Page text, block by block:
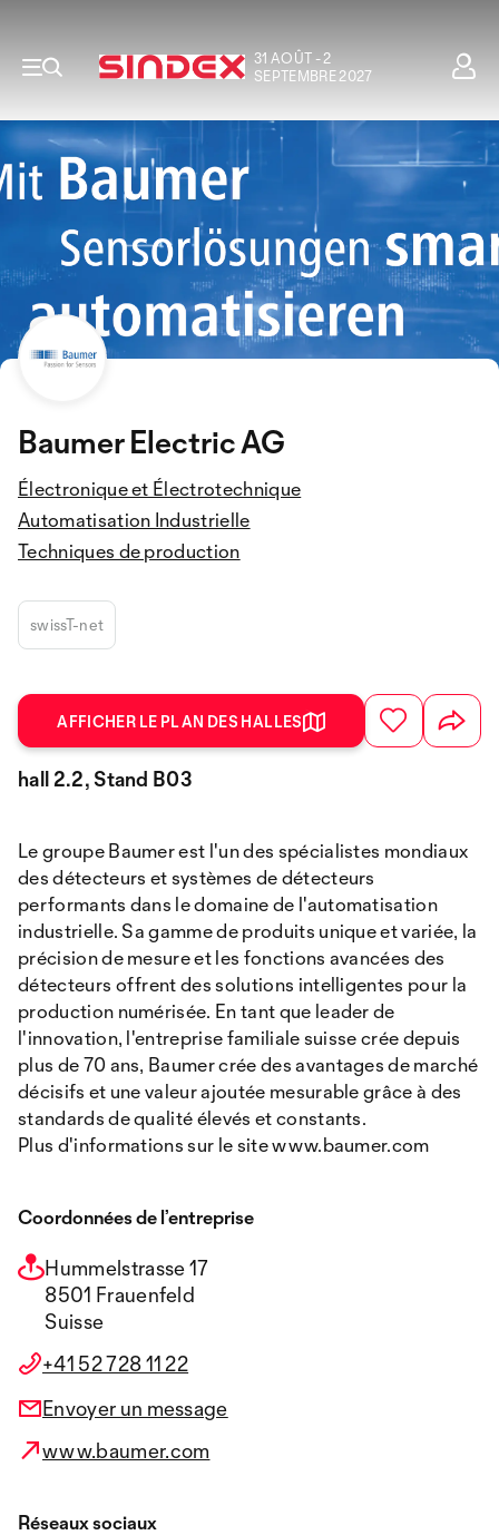
31 AOÛT - 2
SEPTEMBRE 2027
Baumer Electric AG
Électronique et Électrotechnique
Automatisation Industrielle
Techniques de production
swissT-net
AFFICHER LE PLAN DES HALLES
hall 2.2, Stand B03
Le groupe Baumer est l'un des spécialistes mondiaux
des détecteurs et systèmes de détecteurs
performants dans le domaine de l'automatisation
industrielle. Sa gamme de produits unique et variée, la
précision de mesure et les fonctions avancées des
détecteurs offrent des solutions intelligentes pour la
production numérisée. En tant que leader de
l'innovation, l'entreprise familiale suisse crée depuis
plus de 70 ans, Baumer crée des avantages de marché
décisifs et une valeur ajoutée mesurable grâce à des
standards de qualité élevés et constants.
Plus d'informations sur le site www.baumer.com
Coordonnées de l’entreprise
Hummelstrasse 17
8501 Frauenfeld
Suisse
+41 52 728 11 22
Envoyer un message
www.baumer.com
Réseaux sociaux